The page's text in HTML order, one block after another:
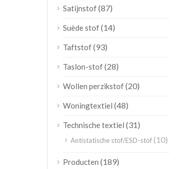
Satijnstof(87)
Suède stof(14)
Taftstof(93)
Taslon-stof(28)
Wollen perzikstof(20)
Woningtextiel (48)
Technische textiel (31)
Antistatische stof/ESD-stof(10)
Producten (189)